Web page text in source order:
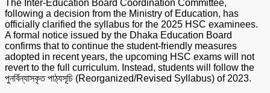
The Inter-Education Board Coordination Committee,
following a decision from the Ministry of Education, has
officially clarified the syllabus for the 2025 HSC examinees.
A formal notice issued by the Dhaka Education Board
confirms that to continue the student-friendly measures
adopted in recent years, the upcoming HSC exams will not
revert to the full curriculum. Instead, students will follow the
পুনর্বিন্যাসকৃত পাঠ্যসূচি (Reorganized/Revised Syllabus) of 2023.